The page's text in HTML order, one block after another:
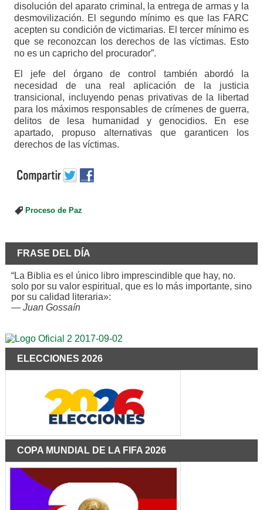
disolución del aparato criminal, la entrega de armas y la
desmovilización. El segundo mínimo es que las FARC
acepten su condición de victimarias. El tercer mínimo es
que se reconozcan los derechos de las víctimas. Esto
no es un capricho del procurador”.
El jefe del órgano de control también abordó la
necesidad de una real aplicación de la justicia
transicional, incluyendo penas privativas de la libertad
para los máximos responsables de crímenes de guerra,
delitos de lesa humanidad y genocidios. En ese
apartado, propuso alternativas que garanticen los
derechos de las víctimas.
Proceso de Paz
FRASE DEL DÍA
“La Biblia es el único libro imprescindible que hay, no.
solo por su valor espiritual, que es lo más importante, sino
por su calidad literaria»:
— Juan Gossaín
ELECCIONES 2026
COPA MUNDIAL DE LA FIFA 2026